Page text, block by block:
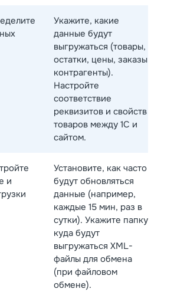
Укажите, какие
данные будут
выгружаться (товары,
остатки, цены, заказы,
контрагенты).
Настройте
соответствие
реквизитов и свойств
товаров между 1С и
сайтом.
и
Установите, как часто
будут обновляться
данные (например,
каждые 15 мин, раз в
сутки). Укажите папку,
куда будут
выгружаться XML-
файлы для обмена
(при файловом
обмене).